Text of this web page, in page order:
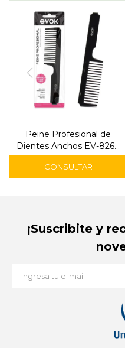
Peine Profesional de
Dientes Anchos EV-8267
- Evok
¡Suscribite y